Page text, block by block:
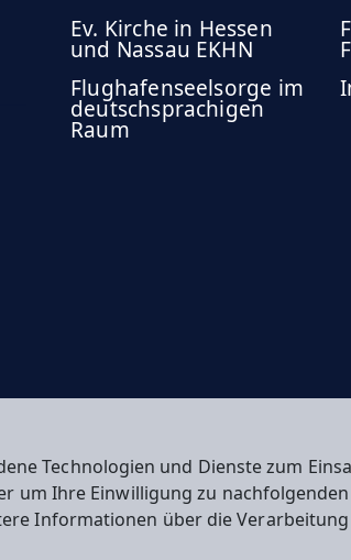
Technologien und Dienste zum
um Ihre Einwilligung zu
Informationen über die
Ev. Kirche in Hessen
und Nassau EKHN
Flughafenseelsorge im
deutschsprachigen
Raum